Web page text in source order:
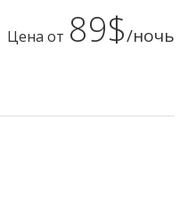
Цена от 89$/ночь